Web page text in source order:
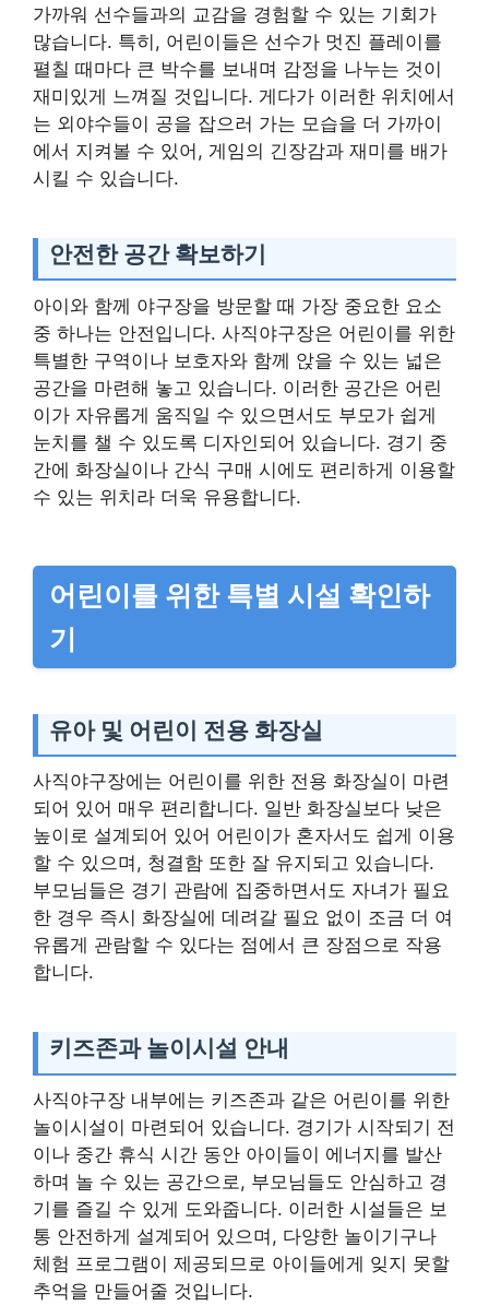
가까워 선수들과의 교감을 경험할 수 있는 기회가
많습니다. 특히, 어린이들은 선수가 멋진 플레이를
펼칠 때마다 큰 박수를 보내며 감정을 나누는 것이
재미있게 느껴질 것입니다. 게다가 이러한 위치에서
는 외야수들이 공을 잡으러 가는 모습을 더 가까이
에서 지켜볼 수 있어, 게임의 긴장감과 재미를 배가
시킬 수 있습니다.
안전한 공간 확보하기
아이와 함께 야구장을 방문할 때 가장 중요한 요소
중 하나는 안전입니다. 사직야구장은 어린이를 위한
특별한 구역이나 보호자와 함께 앉을 수 있는 넓은
공간을 마련해 놓고 있습니다. 이러한 공간은 어린
이가 자유롭게 움직일 수 있으면서도 부모가 쉽게
눈치를 챌 수 있도록 디자인되어 있습니다. 경기 중
간에 화장실이나 간식 구매 시에도 편리하게 이용할
수 있는 위치라 더욱 유용합니다.
어린이를 위한 특별 시설 확인하
기
유아 및 어린이 전용 화장실
사직야구장에는 어린이를 위한 전용 화장실이 마련
되어 있어 매우 편리합니다. 일반 화장실보다 낮은
높이로 설계되어 있어 어린이가 혼자서도 쉽게 이용
할 수 있으며, 청결함 또한 잘 유지되고 있습니다.
부모님들은 경기 관람에 집중하면서도 자녀가 필요
한 경우 즉시 화장실에 데려갈 필요 없이 조금 더 여
유롭게 관람할 수 있다는 점에서 큰 장점으로 작용
합니다.
키즈존과 놀이시설 안내
사직야구장 내부에는 키즈존과 같은 어린이를 위한
놀이시설이 마련되어 있습니다. 경기가 시작되기 전
이나 중간 휴식 시간 동안 아이들이 에너지를 발산
하며 놀 수 있는 공간으로, 부모님들도 안심하고 경
기를 즐길 수 있게 도와줍니다. 이러한 시설들은 보
통 안전하게 설계되어 있으며, 다양한 놀이기구나
체험 프로그램이 제공되므로 아이들에게 잊지 못할
추억을 만들어줄 것입니다.